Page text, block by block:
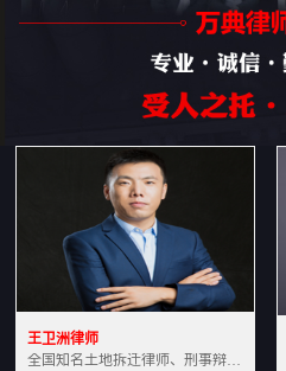
王卫洲律师
全国知名土地拆迁律师、刑事辩护律师北京万典律师事务所主任中国法学会会员北京市行政法研究会理事